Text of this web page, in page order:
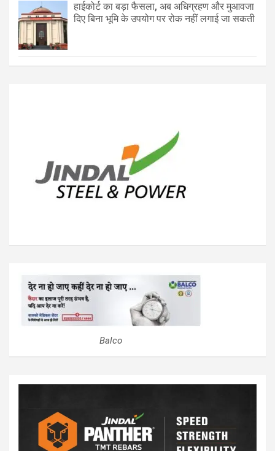
हाईकोर्ट का बड़ा फैसला, अब अधिग्रहण और मुआवजा
दिए बिना भूमि के उपयोग पर रोक नहीं लगाई जा सकती
Balco